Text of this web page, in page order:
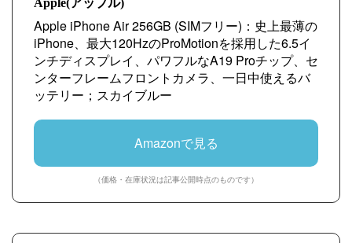
Apple(アップル)
Apple iPhone Air 256GB (SIMフリー)：史上最薄の
iPhone、最大120HzのProMotionを採用した6.5イ
ンチディスプレイ、パワフルなA19 Proチップ、セ
ンターフレームフロントカメラ、一日中使えるバ
ッテリー；スカイブルー
Amazonで見る
（価格・在庫状況は記事公開時点のものです）